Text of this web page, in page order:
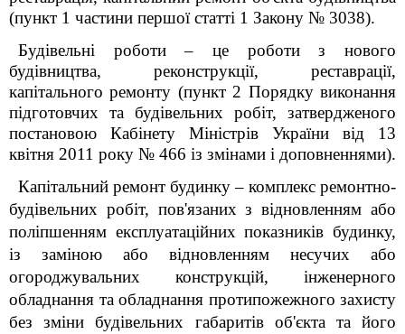
(пункт 1 частини першої статті 1 Закону № 3038).
Будівельні роботи – це роботи з нового
будівництва, реконструкції, реставрації,
капітального ремонту (пункт 2 Порядку виконання
підготовчих та будівельних робіт, затвердженого
постановою Кабінету Міністрів України від 13
квітня 2011 року № 466 із змінами і доповненнями).
Капітальний ремонт будинку – комплекс ремонтно-
будівельних робіт, пов'язаних з відновленням або
поліпшенням експлуатаційних показників будинку,
із заміною або відновленням несучих або
огороджувальних конструкцій, інженерного
обладнання та обладнання протипожежного захисту
без зміни будівельних габаритів об'єкта та його